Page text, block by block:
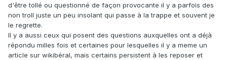
d'être tollé ou questionné de façon provocante il y a parfois des
non troll juste un peu insolant qui passe à la trappe et souvent je
le regrette.
Il y a aussi ceux qui posent des questions auxquelles ont a déjà
répondu milles fois et certaines pour lesquelles il y a meme un
article sur wikibéral, mais certains persistent à les reposer et